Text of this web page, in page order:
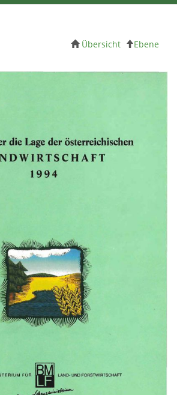
Übersicht Ebene